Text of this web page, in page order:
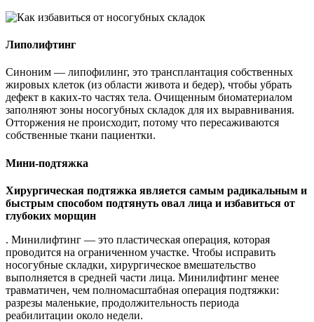
Липолифтинг
Синоним — липофилинг, это трансплантация собственных
жировых клеток (из области живота и бедер), чтобы убрать
дефект в каких-то частях тела. Очищенным биоматериалом
заполняют зоны носогубных складок для их выравнивания.
Отторжения не происходит, потому что пересаживаются
собственные ткани пациентки.
Мини-подтяжка
Хирургическая подтяжка является самым радикальным и
быстрым способом подтянуть овал лица и избавиться от
глубоких морщин
. Минилифтинг — это пластическая операция, которая
проводится на ограниченном участке. Чтобы исправить
носогубные складки, хирургическое вмешательство
выполняется в средней части лица. Минилифтинг менее
травматичен, чем полномасштабная операция подтяжки:
разрезы маленькие, продолжительность периода
реабилитации около недели.